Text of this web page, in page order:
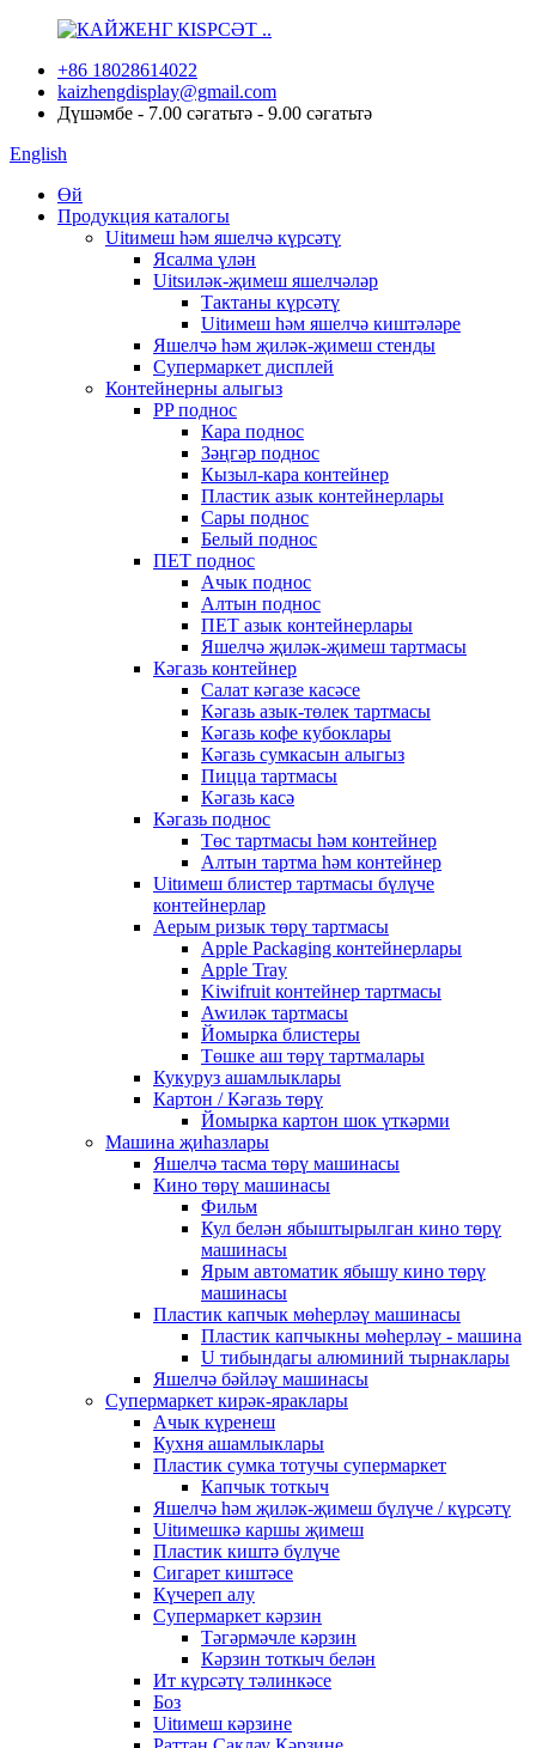
+86 18028614022
kaizhengdisplay@gmail.com
Дүшәмбе - 7.00 сәгатьтә - 9.00 сәгатьтә
English
Өй
Продукция каталогы
Uitимеш һәм яшелчә күрсәтү
Ясалма үлән
Uitsиләк-җимеш яшелчәләр
Тактаны күрсәтү
Uitимеш һәм яшелчә киштәләре
Яшелчә һәм җиләк-җимеш стенды
Супермаркет дисплей
Контейнерны алыгыз
PP поднос
Кара поднос
Зәңгәр поднос
Кызыл-кара контейнер
Пластик азык контейнерлары
Сары поднос
Белый поднос
ПЕТ поднос
Ачык поднос
Алтын поднос
ПЕТ азык контейнерлары
Яшелчә җиләк-җимеш тартмасы
Кәгазь контейнер
Салат кәгазе касәсе
Кәгазь азык-төлек тартмасы
Кәгазь кофе кубоклары
Кәгазь сумкасын алыгыз
Пицца тартмасы
Кәгазь касә
Кәгазь поднос
Төс тартмасы һәм контейнер
Алтын тартма һәм контейнер
Uitимеш блистер тартмасы бүлүче
контейнерлар
Аерым ризык төрү тартмасы
Apple Packaging контейнерлары
Apple Tray
Kiwifruit контейнер тартмасы
Awиләк тартмасы
Йомырка блистеры
Төшке аш төрү тартмалары
Кукуруз ашамлыклары
Картон / Кәгазь төрү
Йомырка картон шок үткәрми
Машина җиһазлары
Яшелчә тасма төрү машинасы
Кино төрү машинасы
Фильм
Кул белән ябыштырылган кино төрү
машинасы
Ярым автоматик ябышу кино төрү
машинасы
Пластик капчык мөһерләү машинасы
Пластик капчыкны мөһерләү - машина
U тибындагы алюминий тырнаклары
Яшелчә бәйләү машинасы
Супермаркет кирәк-яраклары
Ачык күренеш
Кухня ашамлыклары
Пластик сумка тотучы супермаркет
Капчык тоткыч
Яшелчә һәм җиләк-җимеш бүлүче / күрсәтү
Uitимешкә каршы җимеш
Пластик киштә бүлүче
Сигарет киштәсе
Күчереп алу
Супермаркет кәрзин
Тәгәрмәчле кәрзин
Кәрзин тоткыч белән
Ит күрсәтү тәлинкәсе
Боз
Uitимеш кәрзине